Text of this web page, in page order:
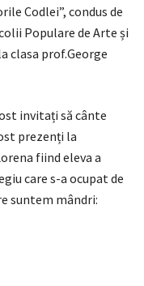
Codlei”, condus de
Populare de Arte și
clasa prof.George
invitați să cânte
prezenți la
fiind eleva a
care s-a ocupat de
suntem mândri: